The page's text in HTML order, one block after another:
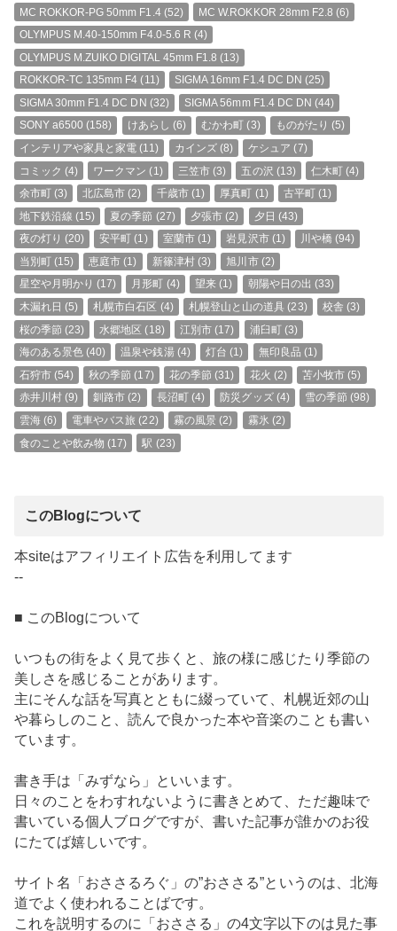
MC ROKKOR-PG 50mm F1.4(52) MC W.ROKKOR 28mm F2.8 (6)
OLYMPUS M.40-150mm F4.0-5.6 R (4)
OLYMPUS M.ZUIKO DIGITAL 45mm F1.8 (13)
ROKKOR-TC 135mm F4 (11) SIGMA 16mm F1.4 DC DN (25)
SIGMA 30mm F1.4 DC DN (32) SIGMA 56mm F1.4 DC DN (44)
SONY a6500 (158) けあらし (6) むかわ町 (3) ものがたり (5)
インテリアや家具と家電 (11) カインズ(8) ケシュア (7)
コミック (4) ワークマン (1) 三笠市 (3) 五の沢 (13) 仁木町 (4)
余市町(3) 北広島市 (2) 千歳市(1) 厚真町 (1) 古平町 (1)
地下鉄沿線 (15) 夏の季節 (27) 夕張市 (2) 夕日 (43)
夜の灯り (20) 安平町 (1) 室蘭市(1) 岩見沢市(1) 川や橋 (94)
当別町(15) 恵庭市 (1) 新篠津村(3) 旭川市(2)
星空や月明かり (17) 月形町 (4) 望来 (1) 朝陽や日の出 (33)
木漏れ日 (5) 札幌市白石区 (4) 札幌登山と山の道具 (23) 校舎 (3)
桜の季節 (23) 水郷地区 (18) 江別市 (17) 浦臼町(3)
海のある景色(40) 温泉や銭湯(4) 灯台 (1) 無印良品 (1)
石狩市(54) 秋の季節 (17) 花の季節 (31) 花火 (2) 苫小牧市 (5)
赤井川村(9) 釧路市 (2) 長沼町(4) 防災グッズ(4) 雪の季節 (98)
雲海(6) 電車やバス旅 (22) 霧の風景 (2) 霧氷 (2)
食のことや飲み物 (17) 駅 (23)
このBlogについて
本siteはアフィリエイト広告を利用してます
--
■ このBlogについて
いつもの街をよく見て歩くと、旅の様に感じたり季節の
美しさを感じることがあります。
主にそんな話を写真とともに綴っていて、札幌近郊の山
や暮らしのこと、読んで良かった本や音楽のことも書い
ています。
書き手は「みずなら」といいます。
日々のことをわすれないように書きとめて、ただ趣味で
書いている個人ブログですが、書いた記事が誰かのお役
にたてば嬉しいです。
サイト名「おささるろぐ」の”おささる”というのは、北海
道でよく使われることばです。
これを説明するのに「おささる」の4文字以下のは見た事